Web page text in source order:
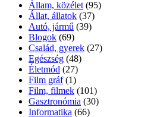
Állam, közélet (95)
Állat, állatok (37)
Autó, jármű (39)
Blogok (69)
Család, gyerek (27)
Egészség (48)
Életmód (27)
Film gráf(1)
Film, filmek (101)
Gasztronómia (30)
Informatika (66)